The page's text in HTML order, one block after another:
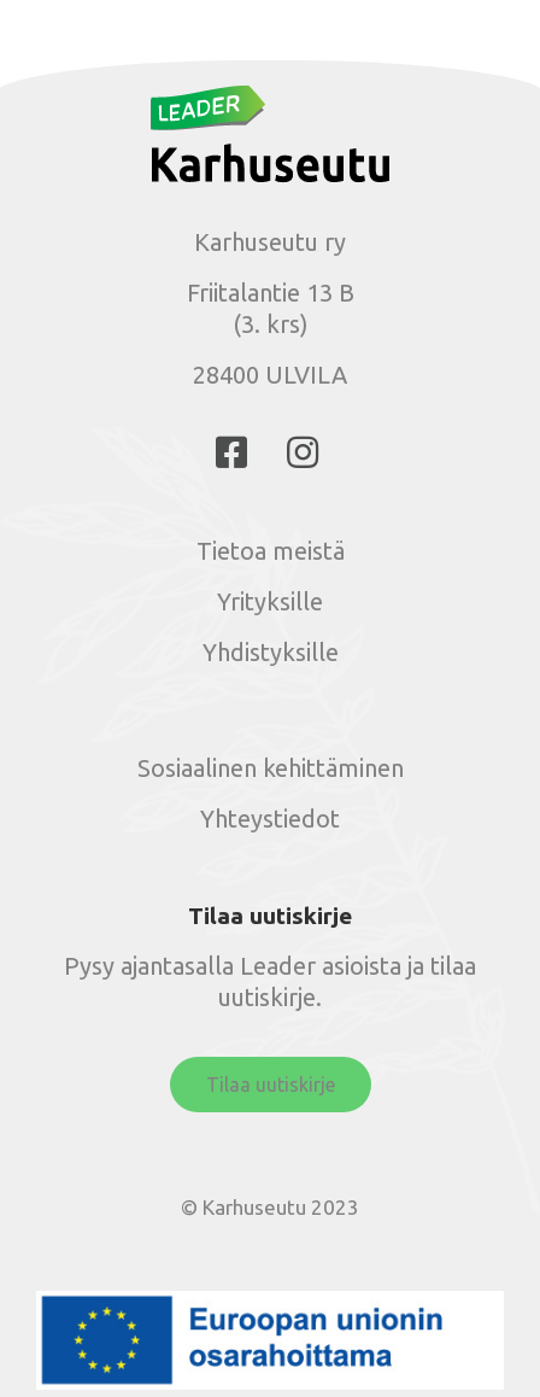
Karhuseutu ry
Friitalantie 13 B
(3. krs)
28400 ULVILA
Tietoa meistä
Yrityksille
Yhdistyksille
Sosiaalinen kehittäminen
Yhteystiedot
Tilaa uutiskirje
Pysy ajantasalla Leader asioista ja tilaa
uutiskirje.
Tilaa uutiskirje
© Karhuseutu 2023